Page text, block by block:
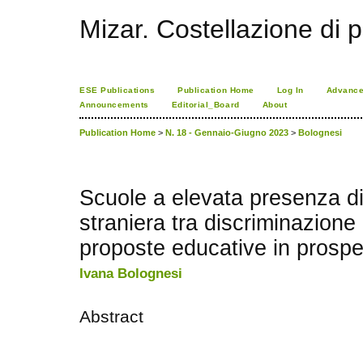
Mizar. Costellazione di
ESE Publications Publication Home Log In
Announcements
Editorial_Board About
Publication Home > N. 18 - Gennaio-Giugno 2023 > Bolognesi
Scuole a elevata presenza
straniera tra
proposte educative in
Ivana Bolognesi
Abstract